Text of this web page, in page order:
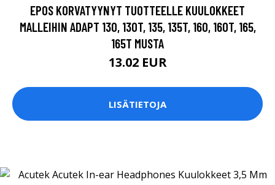
EPOS KORVATYYNYT TUOTTEELLE KUULOKKEET
MALLEIHIN ADAPT 130, 130T, 135, 135T, 160, 160T, 165,
165T MUSTA
13.02 EUR
LISÄTIETOJA